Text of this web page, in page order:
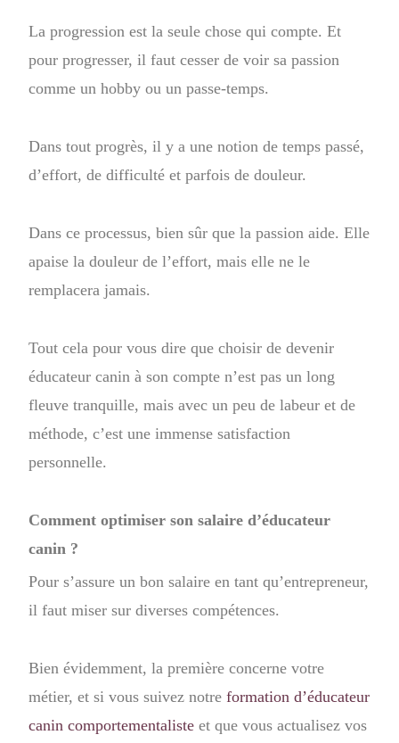
La progression est la seule chose qui compte. Et
pour progresser, il faut cesser de voir sa passion
comme un hobby ou un passe-temps.
Dans tout progrès, il y a une notion de temps passé,
d’effort, de difficulté et parfois de douleur.
Dans ce processus, bien sûr que la passion aide. Elle
apaise la douleur de l’effort, mais elle ne le
remplacera jamais.
Tout cela pour vous dire que choisir de devenir
éducateur canin à son compte n’est pas un long
fleuve tranquille, mais avec un peu de labeur et de
méthode, c’est une immense satisfaction
personnelle.
Comment optimiser son salaire d’éducateur
canin ?
Pour s’assure un bon salaire en tant qu’entrepreneur,
il faut miser sur diverses compétences.
Bien évidemment, la première concerne votre
métier, et si vous suivez notreformation d’éducateur
canin comportementaliste et que vous actualisez vos